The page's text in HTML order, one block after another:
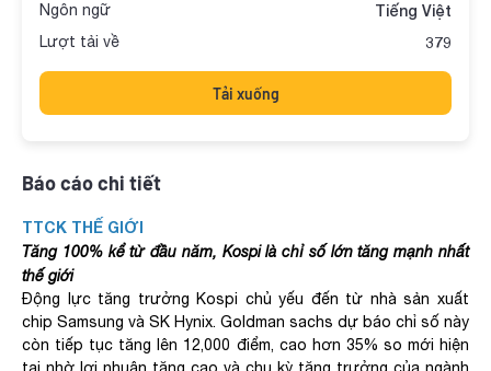
Ngôn ngữ Tiếng Việt
Lượt tải về 379
Tải xuống
Báo cáo chi tiết
TTCK THẾ GIỚI
Tăng 100% kể từ đầu năm, Kospi là chỉ số lớn tăng mạnh nhất
thế giới
Động lực tăng trưởng Kospi chủ yếu đến từ nhà sản xuất
chip Samsung và SK Hynix. Goldman sachs dự báo chỉ số này
còn tiếp tục tăng lên 12,000 điểm, cao hơn 35% so mới hiện